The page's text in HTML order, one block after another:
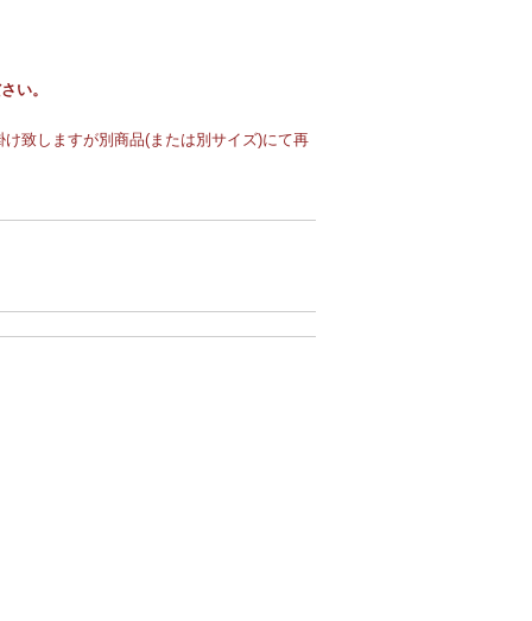
い。
致しますが別商品(または別サイズ)にて再